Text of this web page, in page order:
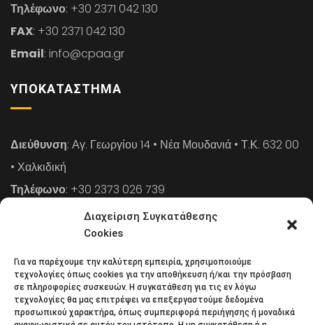
Διαχείριση Συγκατάθεσης
Cookies
Για να παρέχουμε την καλύτερη εμπειρία, χρησιμοποιούμε
τεχνολογίες όπως cookies για την αποθήκευση ή/και την πρόσβαση
σε πληροφορίες συσκευών. Η συγκατάθεση για τις εν λόγω
τεχνολογίες θα μας επιτρέψει να επεξεργαστούμε δεδομένα
προσωπικού χαρακτήρα, όπως συμπεριφορά περιήγησης ή μοναδικά
Τηλέφωνο: +30 2371 042 130
FAX: +30 2371 042 130
Email: info@cpaa.gr
ΥΠΟΚΑΤΆΣΤΗΜΑ
Διεύθυνση: Αγ. Γεωργίου 14 • Νέα Μουδανιά • Τ.Κ. 632 00
• Χαλκιδική
Τηλέφωνο: +30 2373 026 739
: +30 2373 026 739
: info@cpaa.gr
NEWSLETTER